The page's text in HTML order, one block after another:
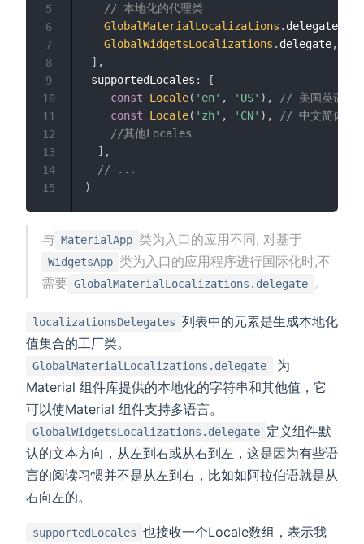
// 本地化的代理类
GlobalMaterialLocalizations . delegate
GlobalWidgetsLocalizations . delegate,
] ,
supportedLocales :
[
const
Locale( 'en' , 'US' ) ,
// 美国英语
const
Locale( 'zh' , 'CN' ) ,
// 中文简体
//其他Locales
] ,
// ...
)
5
6
7
8
9
10
11
12
13
14
15
与 MaterialApp 类为入口的应用不同, 对基于
WidgetsApp 类为入口的应用程序进行国际化时,不
需要 GlobalMaterialLocalizations.delegate 。
localizationsDelegates 列表中的元素是生成本地化
值集合的工厂类。
GlobalMaterialLocalizations.delegate
为
Material 组件库提供的本地化的字符串和其他值，它
可以使Material 组件支持多语言。
GlobalWidgetsLocalizations.delegate 定义组件默
认的文本方向，从左到右或从右到左，这是因为有些语
言的阅读习惯并不是从左到右，比如如阿拉伯语就是从
右向左的。
supportedLocales 也接收一个Locale数组，表示我